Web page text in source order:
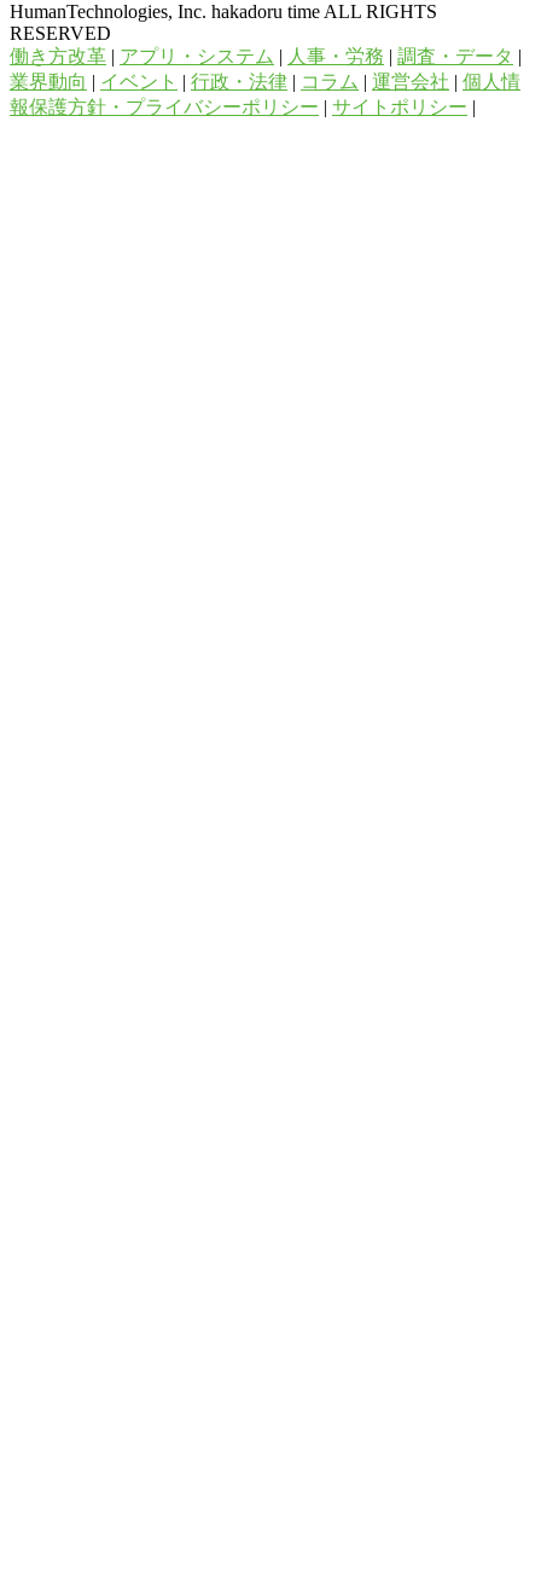
HumanTechnologies, Inc. hakadoru time ALL RIGHTS
RESERVED
働き方改革 | アプリ・システム | 人事・労務 | 調査・データ |
業界動向 | イベント | 行政・法律 | コラム | 運営会社 | 個人情
報保護方針・プライバシーポリシー | サイトポリシー |